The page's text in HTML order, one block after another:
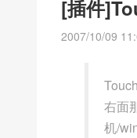
[插件
2007/10/09
右面
机/